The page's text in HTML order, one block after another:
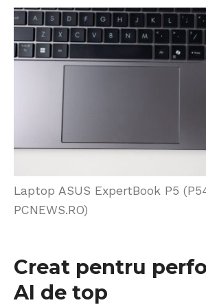
Laptop ASUS ExpertBook P5
PCNEWS.RO)
Creat pentru
AI de top